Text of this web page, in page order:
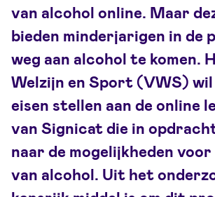
van alcohol online. Maar
bieden minderjarigen in de
weg aan alcohol te komen.
Welzijn en Sport (VWS)
eisen stellen aan de online
van Signicat die in
naar de mogelijkheden
van alcohol. Uit het